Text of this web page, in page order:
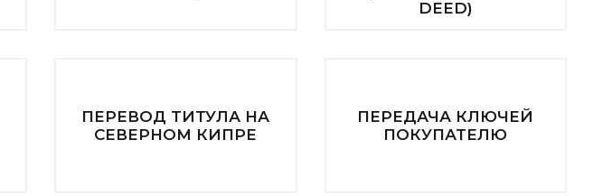
DEED)
ПЕРЕВОД ТИТУЛА НА
СЕВЕРНОМ КИПРЕ
ПЕРЕДАЧА КЛЮЧЕЙ
ПОКУПАТЕЛЮ